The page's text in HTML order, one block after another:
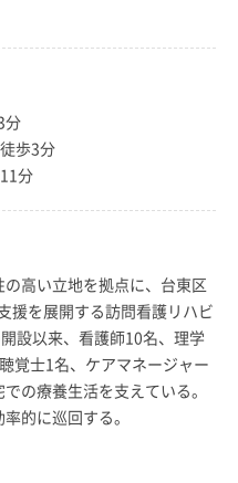
分
歩3分
分
高い立地を拠点に、台東区
援を展開する訪問看護リハビ
設以来、看護師10名、理学
覚士1名、ケアマネージャー
の療養生活を支えている。
的に巡回する。